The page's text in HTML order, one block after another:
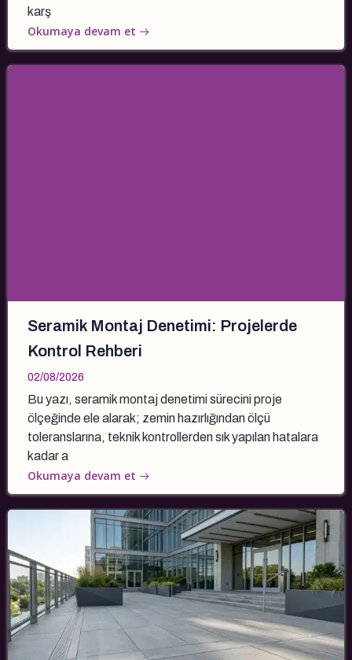
karş
Okumaya devam et
Seramik Montaj Denetimi: Projelerde
Kontrol Rehberi
02/08/2026
Bu yazı, seramik montaj denetimi sürecini proje
ölçeğinde ele alarak; zemin hazırlığından ölçü
toleranslarına, teknik kontrollerden sık yapılan hatalara
kadar a
Okumaya devam et